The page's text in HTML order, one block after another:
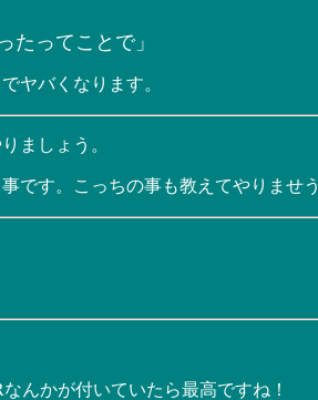
たってことで」
ヤバくなります。
ましょう。
です。こっちの事も教えてやりませ
んかが付いていたら最高ですね！